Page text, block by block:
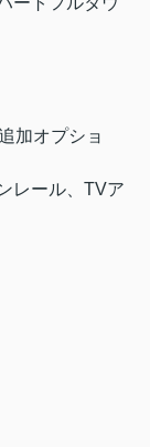
加オプショ
レール、TVア